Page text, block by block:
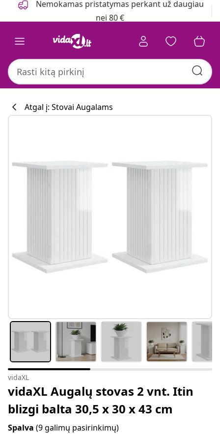
Nemokamas pristatymas perkant už daugiau
nei 80 €
Atgal į: Stovai Augalams
vidaXL
vidaXL Augalų stovas 2 vnt. Itin
blizgi balta 30,5 x 30 x 43 cm
Spalva (9 galimų pasirinkimų)